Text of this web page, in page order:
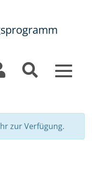
Toggle
zur Verfügung.